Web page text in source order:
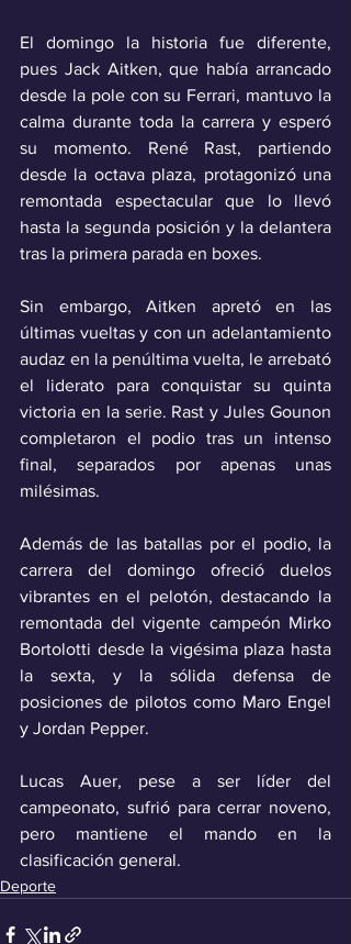
El domingo la historia fue diferente,
pues Jack Aitken, que había arrancado
desde la pole con su Ferrari, mantuvo la
calma durante toda la carrera y esperó
su momento. René Rast, partiendo
desde la octava plaza, protagonizó una
remontada espectacular que lo llevó
hasta la segunda posición y la delantera
tras la primera parada en boxes.
Sin embargo, Aitken apretó en las
últimas vueltas y con un adelantamiento
audaz en la penúltima vuelta, le arrebató
el liderato para conquistar su quinta
victoria en la serie. Rast y Jules Gounon
completaron el podio tras un intenso
final, separados por apenas unas
milésimas.
Además de las batallas por el podio, la
carrera del domingo ofreció duelos
vibrantes en el pelotón, destacando la
remontada del vigente campeón Mirko
Bortolotti desde la vigésima plaza hasta
la sexta, y la sólida defensa de
posiciones de pilotos como Maro Engel
y Jordan Pepper.
Lucas Auer, pese a ser líder del
campeonato, sufrió para cerrar noveno,
pero mantiene el mando en la
clasificación general.
Deporte